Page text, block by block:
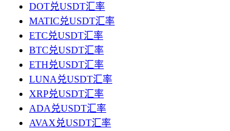
DOT兑USDT汇率
MATIC兑USDT汇率
ETC兑USDT汇率
BTC兑USDT汇率
ETH兑USDT汇率
LUNA兑USDT汇率
XRP兑USDT汇率
ADA兑USDT汇率
AVAX兑USDT汇率